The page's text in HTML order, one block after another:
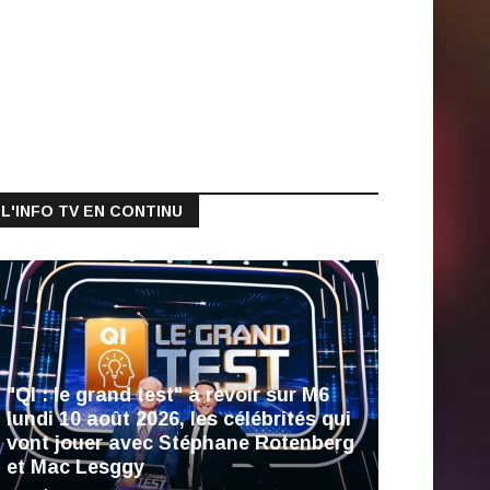
L'INFO TV EN CONTINU
"QI : le grand test" à revoir sur M6
lundi 10 août 2026, les célébrités qui
vont jouer avec Stéphane Rotenberg
et Mac Lesggy